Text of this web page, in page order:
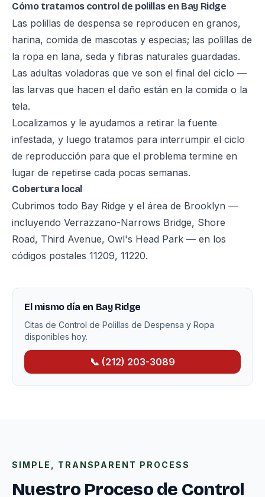
Cómo tratamos control de polillas en Bay Ridge
Las polillas de despensa se reproducen en granos,
harina, comida de mascotas y especias; las polillas de
la ropa en lana, seda y fibras naturales guardadas.
Las adultas voladoras que ve son el final del ciclo —
las larvas que hacen el daño están en la comida o la
tela.
Localizamos y le ayudamos a retirar la fuente
infestada, y luego tratamos para interrumpir el ciclo
de reproducción para que el problema termine en
lugar de repetirse cada pocas semanas.
Cobertura local
Cubrimos todo Bay Ridge y el área de Brooklyn —
incluyendo Verrazzano-Narrows Bridge, Shore
Road, Third Avenue, Owl's Head Park — en los
códigos postales 11209, 11220.
El mismo día en Bay Ridge
Citas de Control de Polillas de Despensa y Ropa
disponibles hoy.
📞 (212) 203-3089
SIMPLE, TRANSPARENT PROCESS
Nuestro Proceso de Control